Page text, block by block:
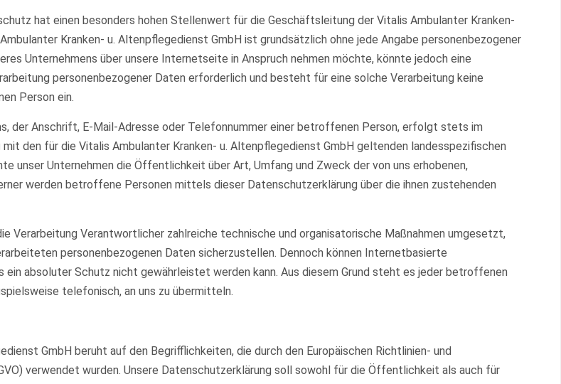
hat einen besonders hohen Stellenwert für die Geschäftsleitung der Vitalis Ambulanter Kranken-
Kranken- u. Altenpflegedienst GmbH ist grundsätzlich ohne jede Angabe personenbezogener
Unternehmens über unsere Internetseite in Anspruch nehmen möchte, könnte jedoch eine
personenbezogener Daten erforderlich und besteht für eine solche Verarbeitung keine
Person ein.
der Anschrift, E-Mail-Adresse oder Telefonnummer einer betroffenen Person, erfolgt stets im
den für die Vitalis Ambulanter Kranken- u. Altenpflegedienst GmbH geltenden landesspezifischen
unser Unternehmen die Öffentlichkeit über Art, Umfang und Zweck der von uns erhobenen,
werden betroffene Personen mittels dieser Datenschutzerklärung über die ihnen zustehenden
Verarbeitung Verantwortlicher zahlreiche technische und organisatorische Maßnahmen umgesetzt,
personenbezogenen Daten sicherzustellen. Dennoch können Internetbasierte
absoluter Schutz nicht gewährleistet werden kann. Aus diesem Grund steht es jeder betroffenen
telefonisch, an uns zu übermitteln.
GmbH beruht auf den Begrifflichkeiten, die durch den Europäischen Richtlinien- und
verwendet wurden. Unsere Datenschutzerklärung soll sowohl für die Öffentlichkeit als auch für